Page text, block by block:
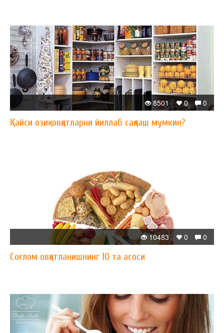
0
0
8501
Қайси озиқ-овқатларни йиллаб сақлаш мумкин?
0
0
10483
Соғлом овқатланишнинг 10 та асоси